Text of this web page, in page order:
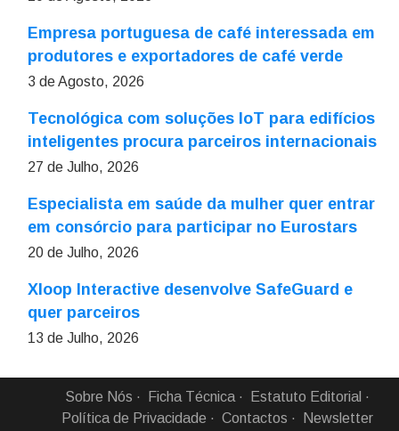
Empresa portuguesa de café interessada em
produtores e exportadores de café verde
3 de Agosto, 2026
Tecnológica com soluções IoT para edifícios
inteligentes procura parceiros internacionais
27 de Julho, 2026
Especialista em saúde da mulher quer entrar
em consórcio para participar no Eurostars
20 de Julho, 2026
Xloop Interactive desenvolve SafeGuard e
quer parceiros
13 de Julho, 2026
Sobre Nós Ficha Técnica
Estatuto Editorial
Política de Privacidade
Contactos Newsletter